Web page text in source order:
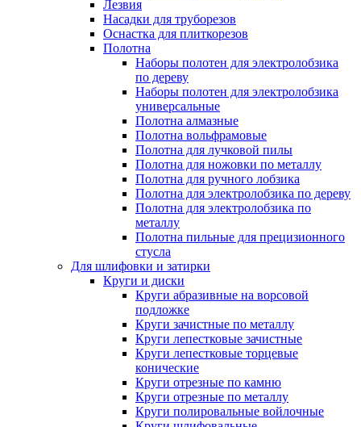
Лезвия
Насадки для труборезов
Оснастка для плиткорезов
Полотна
Наборы полотен для электролобзика
по дереву
Наборы полотен для электролобзика
универсальные
Полотна алмазные
Полотна вольфрамовые
Полотна для лучковой пилы
Полотна для ножовки по металлу
Полотна для ручного лобзика
Полотна для электролобзика по дереву
Полотна для электролобзика по
металлу
Полотна пильные для прецизионного
стусла
Для шлифовки и затирки
Круги и диски
Круги абразивные на ворсовой
подложке
Круги зачистные по металлу
Круги лепестковые зачистные
Круги лепестковые торцевые
конические
Круги отрезные по камню
Круги отрезные по металлу
Круги полировальные войлочные